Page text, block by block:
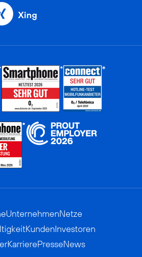
Xing
UnternehmenNetze
KundenInvestoren
KarrierePresseNews